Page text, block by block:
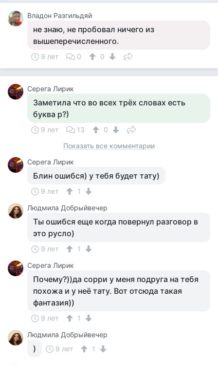
Владон Разгильдяй
не знаю, не пробовал ничего из
вышеперечисленного.
9 лет 0 0
Серега Лирик
Заметила что во всех трёх словах есть
буква р?)
9 лет 13
0
Показать все комментарии
Серега Лирик
Блин ошибся) у тебя будет тату)
9 лет
1
Людмила Добрыйвечер
Ты ошибся еще когда повернул разговор в
это русло)
9 лет
1
Серега Лирик
Почему?))да сорри у меня подруга на тебя
похожа и у неё тату. Вот отсюда такая
фантазия))
9 лет
1
Людмила Добрыйвечер
) 9 лет 1